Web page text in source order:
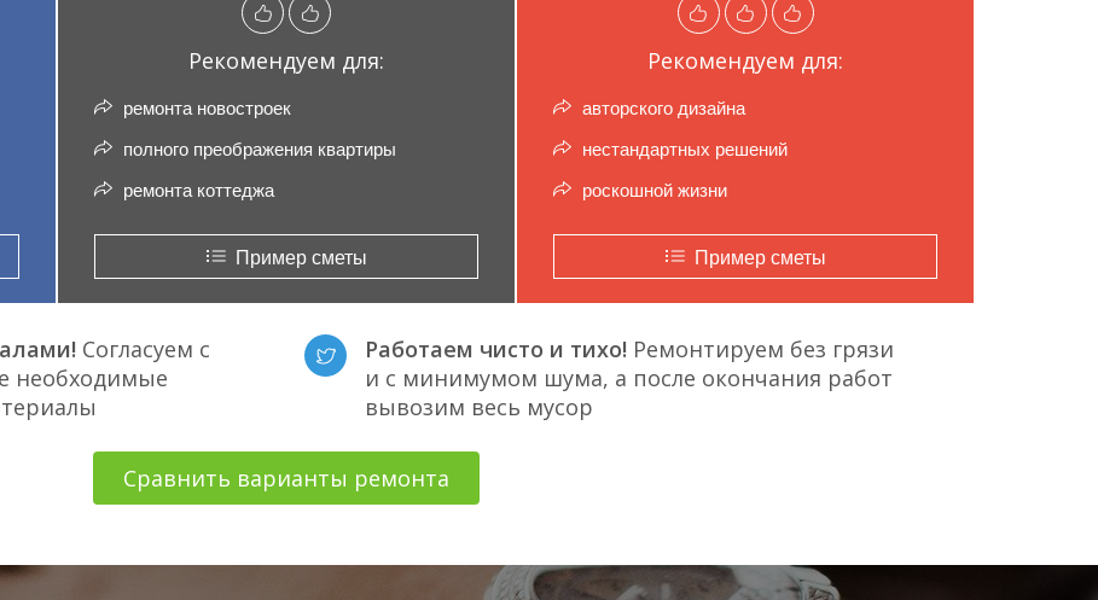
Рекомендуем для:
ремонта новостроек
полного преображения квартиры
ремонта коттеджа
Пример сметы
Рекомендуем для:
авторского дизайна
нестандартных решений
роскошной жизни
Пример сметы
Согласуем с
необходимые
Работаем чисто и тихо! Ремонтируем без грязи
и с минимумом шума, а после окончания работ
вывозим весь мусор
Сравнить варианты ремонта